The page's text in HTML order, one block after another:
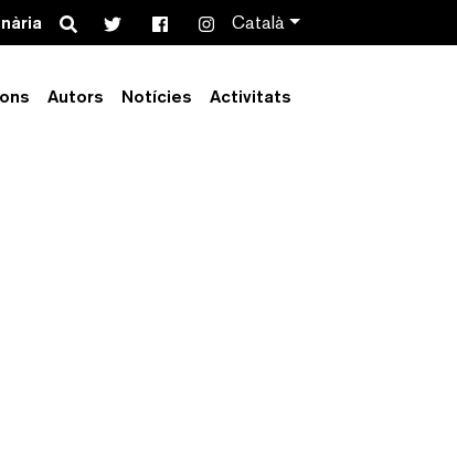
Search Català
Autors Notícies Activitats